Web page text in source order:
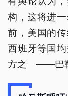
构，这将进
前，美国的
西班牙等国
方之一——巴勒